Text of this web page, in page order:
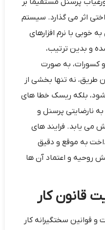
پرسنل مستقیما بر
اثر می ‌گذارد. سیستم
خوبی با نرم ‌افزارهای
و بدین ترتیب،
کسورات، به صورت
طریق، نه تنها بخشی از
بلکه ریسک خطا های
نارضایتی پرسنل و
می ‌یابد. فرایند های
به موقع و دقیق
روحیه و اعتماد آن ها
قانون کار
قوانین سختگیرانه کار